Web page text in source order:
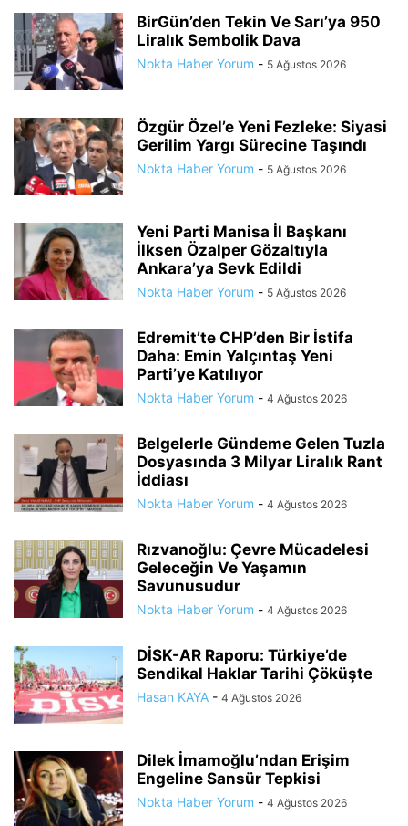
BirGün’den Tekin Ve Sarı’ya 950
Liralık Sembolik Dava
Nokta Haber Yorum - 5 Ağustos 2026
Özgür Özel’e Yeni Fezleke: Siyasi
Gerilim Yargı Sürecine Taşındı
Nokta Haber Yorum - 5 Ağustos 2026
Yeni Parti Manisa İl Başkanı
İlksen Özalper Gözaltıyla
Ankara’ya Sevk Edildi
Nokta Haber Yorum - 5 Ağustos 2026
Edremit’te CHP’den Bir İstifa
Daha: Emin Yalçıntaş Yeni
Parti’ye Katılıyor
Nokta Haber Yorum - 4 Ağustos 2026
Belgelerle Gündeme Gelen Tuzla
Dosyasında 3 Milyar Liralık Rant
İddiası
Nokta Haber Yorum - 4 Ağustos 2026
Rızvanoğlu: Çevre Mücadelesi
Geleceğin Ve Yaşamın
Savunusudur
Nokta Haber Yorum - 4 Ağustos 2026
DİSK-AR Raporu: Türkiye’de
Sendikal Haklar Tarihi Çöküşte
Hasan KAYA - 4 Ağustos 2026
Dilek İmamoğlu’ndan Erişim
Engeline Sansür Tepkisi
Nokta Haber Yorum - 4 Ağustos 2026